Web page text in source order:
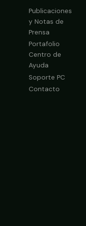
Publicaciones
y Notas de
Prensa
Portafolio
Centro de
Ayuda
Soporte PC
Contacto